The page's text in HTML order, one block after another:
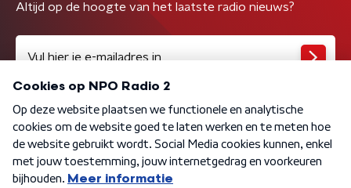
Altijd op de hoogte van het laatste radio nieuws?
Algemene voorwaarden